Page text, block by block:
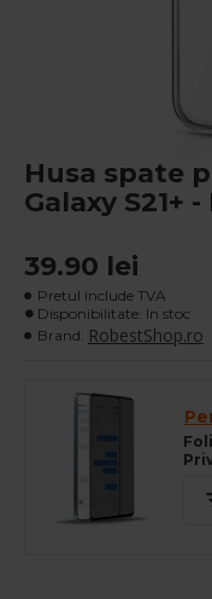
Husa spate
Galaxy S21+
39.90 lei
Pretul include TVA
Disponibilitate: In stoc
Brand: RobestShop.ro